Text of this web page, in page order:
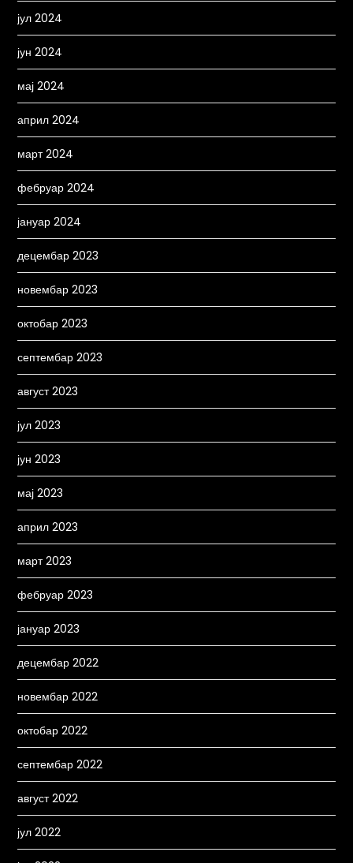
јул 2024
јун 2024
мај 2024
април 2024
март 2024
фебруар 2024
јануар 2024
децембар 2023
новембар 2023
октобар 2023
септембар 2023
август 2023
јул 2023
јун 2023
мај 2023
април 2023
март 2023
фебруар 2023
јануар 2023
децембар 2022
новембар 2022
октобар 2022
септембар 2022
август 2022
јул 2022